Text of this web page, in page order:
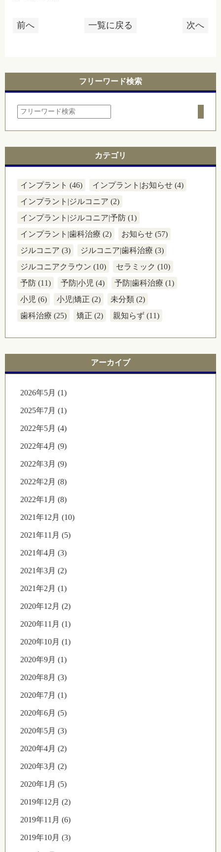
前へ 一覧に戻る 次へ
フリーワード検索
カテゴリ
インプラント (46)
インプラント|お知らせ (4)
インプラント|ジルコニア (2)
インプラント|ジルコニア|予防 (1)
インプラント|歯科治療 (2)
お知らせ (57)
ジルコニア (3)
ジルコニア|歯科治療 (3)
ジルコニアクラウン (10)
セラミック (10)
予防 (11)
予防|小児 (4)
予防|歯科治療 (1)
小児 (6)
小児|矯正 (2)
未分類 (2)
歯科治療 (25)
矯正 (2) 親知らず (11)
アーカイブ
2026年5月 (1)
2025年7月 (1)
2022年5月 (4)
2022年4月 (9)
2022年3月 (9)
2022年2月 (8)
2022年1月 (8)
2021年12月 (10)
2021年11月 (5)
2021年4月 (3)
2021年3月 (2)
2021年2月 (1)
2020年12月 (2)
2020年11月 (1)
2020年10月 (1)
2020年9月 (1)
2020年8月 (3)
2020年7月 (1)
2020年6月 (5)
2020年5月 (3)
2020年4月 (2)
2020年3月 (2)
2020年1月 (5)
2019年12月 (2)
2019年11月 (6)
2019年10月 (3)